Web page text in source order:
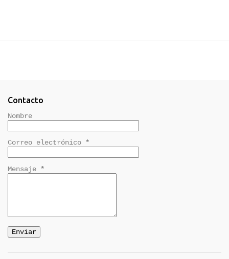
Contacto
Nombre
Correo electrónico *
Mensaje *